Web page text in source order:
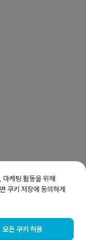
마케팅 활동을 위해
쿠키 저장에 동의하게
모든 쿠키 허용